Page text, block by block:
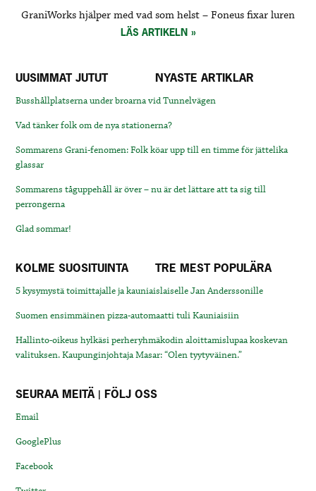
GraniWorks hjälper med vad som helst – Foneus fixar luren
LÄS ARTIKELN
UUSIMMAT JUTUT NYASTE ARTIKLAR
Busshållplatserna under broarna vid Tunnelvägen
Vad tänker folk om de nya stationerna?
Sommarens Grani-fenomen: Folk köar upp till en timme för jättelika
glassar
Sommarens tåguppehåll är över – nu är det lättare att ta sig till
perrongerna
Glad sommar!
KOLME SUOSITUINTA TRE MEST POPULÄRA
5 kysymystä toimittajalle ja kauniaislaiselle Jan Anderssonille
Suomen ensimmäinen pizza-automaatti tuli Kauniaisiin
Hallinto-oikeus hylkäsi perheryhmäkodin aloittamislupaa koskevan
valituksen. Kaupunginjohtaja Masar: “Olen tyytyväinen.”
SEURAA MEITÄ | FÖLJ OSS
Email
GooglePlus
Facebook